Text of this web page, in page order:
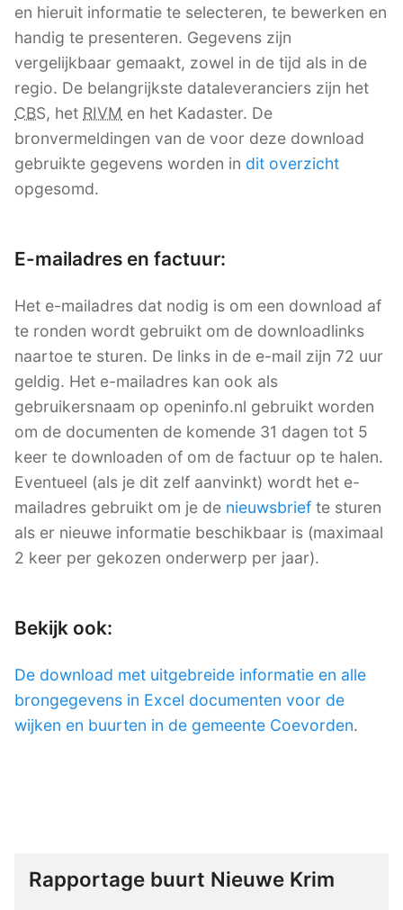
en hieruit informatie te selecteren, te bewerken en
handig te presenteren. Gegevens zijn
vergelijkbaar gemaakt, zowel in de tijd als in de
regio. De belangrijkste dataleveranciers zijn het
CBS, het RIVM en het Kadaster. De
bronvermeldingen van de voor deze download
gebruikte gegevens worden in dit overzicht
opgesomd.
E-mailadres en factuur:
Het e-mailadres dat nodig is om een download af
te ronden wordt gebruikt om de downloadlinks
naartoe te sturen. De links in de e-mail zijn 72 uur
geldig. Het e-mailadres kan ook als
gebruikersnaam op openinfo.nl gebruikt worden
om de documenten de komende 31 dagen tot 5
keer te downloaden of om de factuur op te halen.
Eventueel (als je dit zelf aanvinkt) wordt het e-
mailadres gebruikt om je de nieuwsbrief te sturen
als er nieuwe informatie beschikbaar is (maximaal
2 keer per gekozen onderwerp per jaar).
Bekijk ook:
De download met uitgebreide informatie en alle
brongegevens in Excel documenten voor de
wijken en buurten in de gemeente Coevorden.
Rapportage buurt Nieuwe Krim